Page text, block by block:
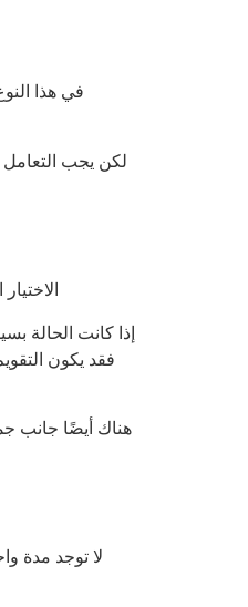
في هذا
لكن يجب التعامل
إذا كانت الحالة
فقد يكون
هناك أيضًا جانب
لا توجد مدة